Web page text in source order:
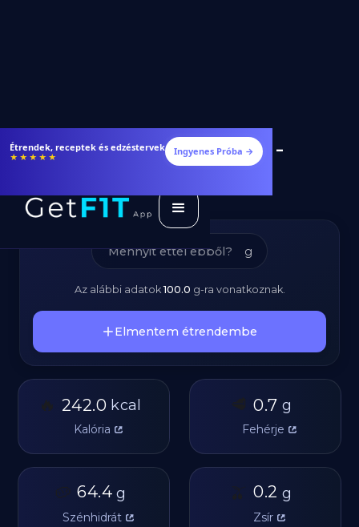
Étrendek, receptek és edzéstervek
★★★★★ Ingyenes Próba →
Sárgabarack Dzsem -
Tápanyagok
g
Az alábbi adatok100.0 g-ra vonatkoznak.
Elmentem étrendembe
🔥 242.0 kcal
Kalória
🥩 0.7 g
Fehérje
🥔 64.4 g
Szénhidrát
🫒 0.2 g
Zsír